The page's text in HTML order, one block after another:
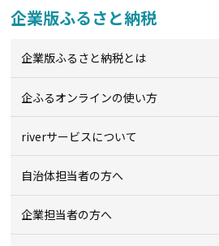
企業版ふるさと納税
企業版ふるさと納税とは
企ふるオンラインの使い方
riverサービスについて
自治体担当者の方へ
企業担当者の方へ